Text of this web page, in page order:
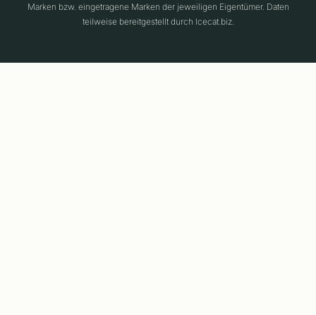
Marken bzw. eingetragene Marken der jeweiligen Eigentümer. Daten
teilweise bereitgestellt durch Icecat.biz.